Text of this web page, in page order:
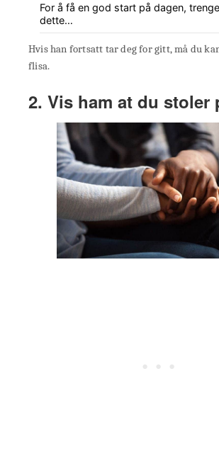
For å få en god start på dagen,
dette…
Hvis han fortsatt tar deg for gitt, må du
flisa.
2. Vis ham at du stoler